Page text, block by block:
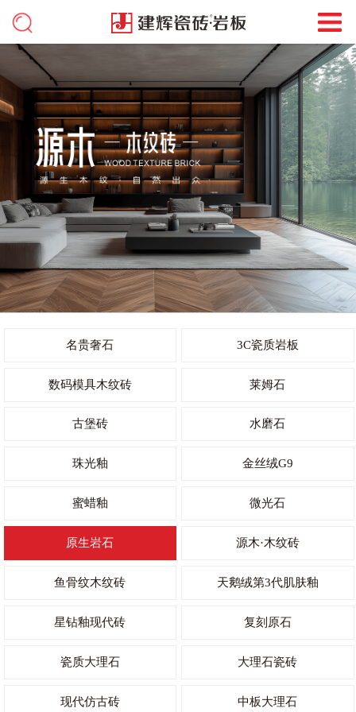
名贵奢石 3C瓷质岩板
数码模具木纹砖 莱姆石
古堡砖 水磨石
珠光釉 金丝绒G9
蜜蜡釉 微光石
原生岩石 源木·木纹砖
鱼骨纹木纹砖 天鹅绒第3代肌肤釉
星钻釉现代砖 复刻原石
瓷质大理石 大理石瓷砖
现代仿古砖 中板大理石